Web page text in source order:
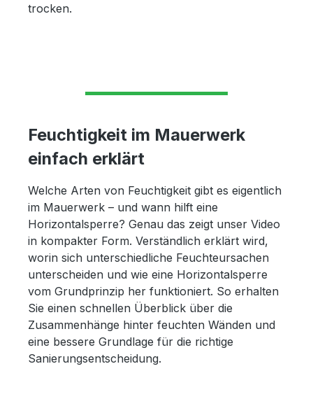
trocken.
Feuchtigkeit im Mauerwerk
einfach erklärt
Welche Arten von Feuchtigkeit gibt es eigentlich
im Mauerwerk – und wann hilft eine
Horizontalsperre? Genau das zeigt unser Video
in kompakter Form. Verständlich erklärt wird,
worin sich unterschiedliche Feuchteursachen
unterscheiden und wie eine Horizontalsperre
vom Grundprinzip her funktioniert. So erhalten
Sie einen schnellen Überblick über die
Zusammenhänge hinter feuchten Wänden und
eine bessere Grundlage für die richtige
Sanierungsentscheidung.